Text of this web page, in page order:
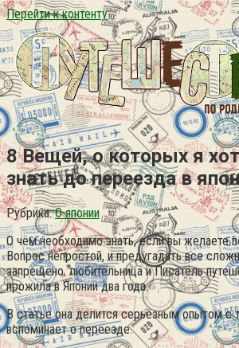
Перейти к контенту
8 Вещей, о которых я
знать до переезда в
Рубрика: О японии
О чём необходимо знать, если вы желаете
Вопрос непростой, и предугадать все
запрещено. любительница и Писатель
прожила в Японии два года.
В статье она делится серьёзным опытом с
вспоминает о переезде.